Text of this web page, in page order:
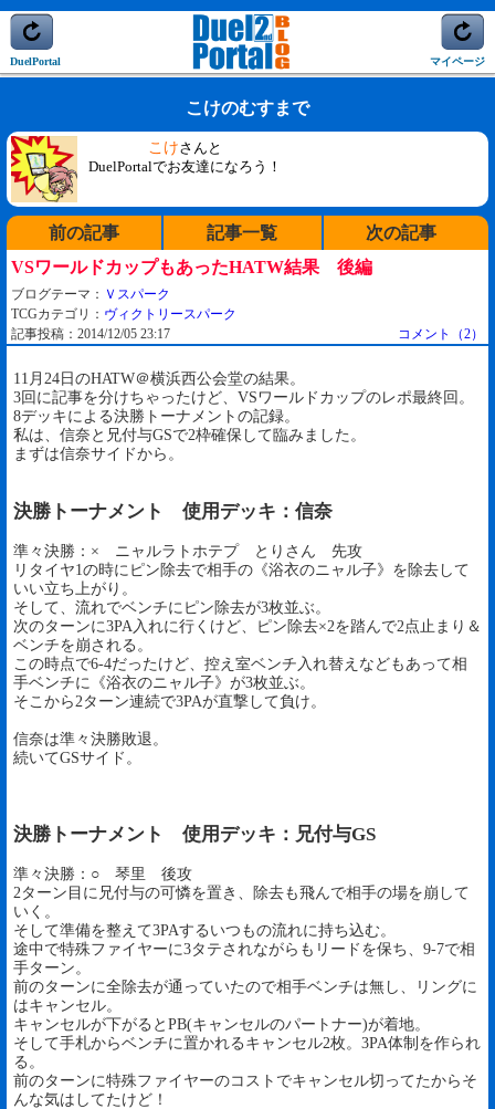
DuelPortal マイページ
こけのむすまで
こけさんと
DuelPortalでお友達になろう！
前の記事 記事一覧
次の記事
VSワールドカップもあったHATW結果 後編
ブログテーマ： Ｖスパーク
TCGカテゴリ： ヴィクトリースパーク
記事投稿：2014/12/05 23:17
コメント（2）
11月24日のHATW＠横浜西公会堂の結果。
3回に記事を分けちゃったけど、VSワールドカップのレポ最終回。
8デッキによる決勝トーナメントの記録。
私は、信奈と兄付与GSで2枠確保して臨みました。
まずは信奈サイドから。
決勝トーナメント 使用デッキ：信奈
準々決勝：× ニャルラトホテプ とりさん 先攻
リタイヤ1の時にピン除去で相手の《浴衣のニャル子》を除去して
いい立ち上がり。
そして、流れでベンチにピン除去が3枚並ぶ。
次のターンに3PA入れに行くけど、ピン除去×2を踏んで2点止まり＆
ベンチを崩される。
この時点で6-4だったけど、控え室ベンチ入れ替えなどもあって相
手ベンチに《浴衣のニャル子》が3枚並ぶ。
そこから2ターン連続で3PAが直撃して負け。
信奈は準々決勝敗退。
続いてGSサイド。
決勝トーナメント 使用デッキ：兄付与GS
準々決勝：○ 琴里 後攻
2ターン目に兄付与の可憐を置き、除去も飛んで相手の場を崩して
いく。
そして準備を整えて3PAするいつもの流れに持ち込む。
途中で特殊ファイヤーに3タテされながらもリードを保ち、9-7で相
手ターン。
前のターンに全除去が通っていたので相手ベンチは無し、リングに
はキャンセル。
キャンセルが下がるとPB(キャンセルのパートナー)が着地。
そして手札からベンチに置かれるキャンセル2枚。3PA体制を作られ
る。
前のターンに特殊ファイヤーのコストでキャンセル切ってたからそ
んな気はしてたけど！